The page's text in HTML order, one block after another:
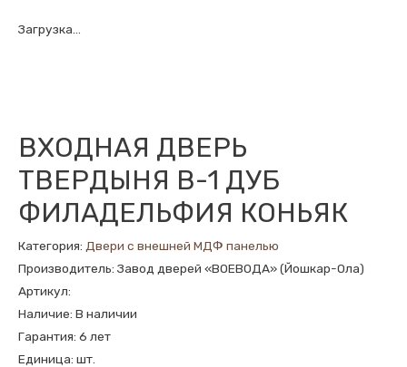
Загрузка...
ВХОДНАЯ ДВЕРЬ
ТВЕРДЫНЯ В-1 ДУБ
ФИЛАДЕЛЬФИЯ КОНЬЯК
Категория: Двери с внешней МДФ панелью
Производитель: Завод дверей «ВОЕВОДА» (Йошкар-Ола)
Артикул:
Наличие: В наличии
Гарантия: 6 лет
Единица: шт.